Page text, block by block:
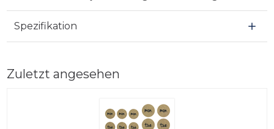
Spezifikation
Zuletzt angesehen